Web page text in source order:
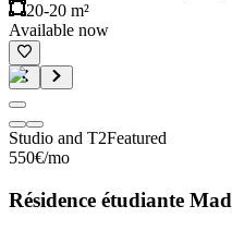
20-20 m²
Available now
Studio and T2Featured
550€/mo
Résidence étudiante